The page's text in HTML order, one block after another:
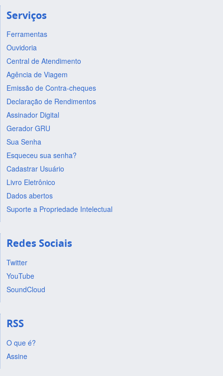
Serviços
Ferramentas
Ouvidoria
Central de Atendimento
Agência de Viagem
Emissão de Contra-cheques
Declaração de Rendimentos
Assinador Digital
Gerador GRU
Sua Senha
Esqueceu sua senha?
Cadastrar Usuário
Livro Eletrônico
Dados abertos
Suporte a Propriedade Intelectual
Redes Sociais
Twitter
YouTube
SoundCloud
RSS
O que é?
Assine